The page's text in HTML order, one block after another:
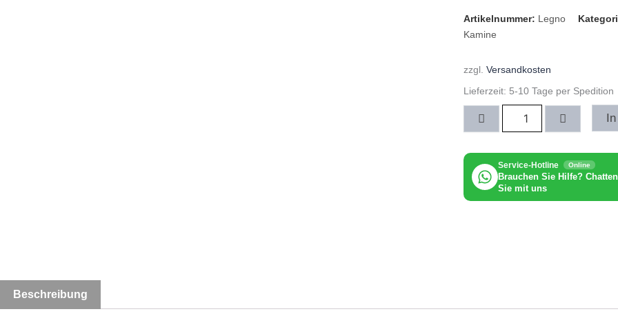
Artikelnummer: Legno
Kamine
zzgl. Versandkosten
Lieferzeit: 5-10 Tage per Spedition
Kamin
Menge
Service-Hotline Online
Brauchen Sie Hilfe? Chatten
Sie mit uns
Beschreibung